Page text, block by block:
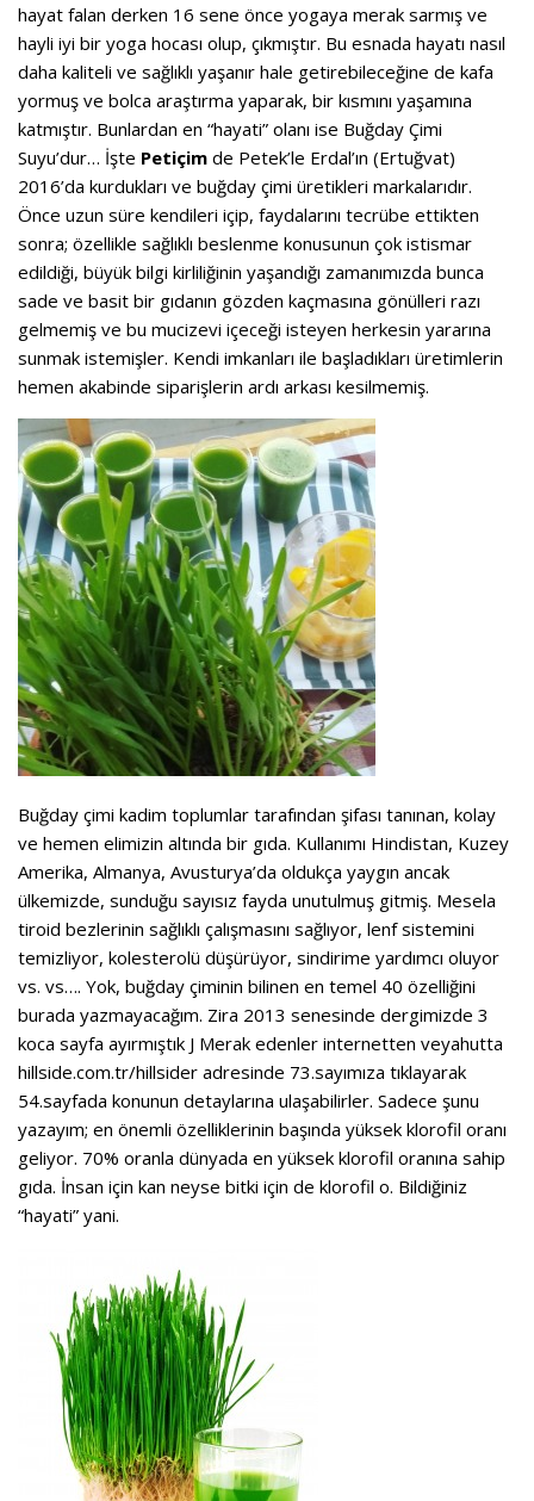
hayat falan derken 16 sene önce yogaya merak sarmış ve
hayli iyi bir yoga hocası olup, çıkmıştır. Bu esnada hayatı nasıl
daha kaliteli ve sağlıklı yaşanır hale getirebileceğine de kafa
yormuş ve bolca araştırma yaparak, bir kısmını yaşamına
katmıştır. Bunlardan en “hayati” olanı ise Buğday Çimi
Suyu’dur… İşte Petiçim de Petek’le Erdal’ın (Ertuğvat)
2016’da kurdukları ve buğday çimi üretikleri markalarıdır.
Önce uzun süre kendileri içip, faydalarını tecrübe ettikten
sonra; özellikle sağlıklı beslenme konusunun çok istismar
edildiği, büyük bilgi kirliliğinin yaşandığı zamanımızda bunca
sade ve basit bir gıdanın gözden kaçmasına gönülleri razı
gelmemiş ve bu mucizevi içeceği isteyen herkesin yararına
sunmak istemişler. Kendi imkanları ile başladıkları üretimlerin
hemen akabinde siparişlerin ardı arkası kesilmemiş.
Buğday çimi kadim toplumlar tarafından şifası tanınan, kolay
ve hemen elimizin altında bir gıda. Kullanımı Hindistan, Kuzey
Amerika, Almanya, Avusturya’da oldukça yaygın ancak
ülkemizde, sunduğu sayısız fayda unutulmuş gitmiş. Mesela
tiroid bezlerinin sağlıklı çalışmasını sağlıyor, lenf sistemini
temizliyor, kolesterolü düşürüyor, sindirime yardımcı oluyor
vs. vs…. Yok, buğday çiminin bilinen en temel 40 özelliğini
burada yazmayacağım. Zira 2013 senesinde dergimizde 3
koca sayfa ayırmıştık J Merak edenler internetten veyahutta
hillside.com.tr/hillsider adresinde 73.sayımıza tıklayarak
54.sayfada konunun detaylarına ulaşabilirler. Sadece şunu
yazayım; en önemli özelliklerinin başında yüksek klorofil oranı
geliyor. 70% oranla dünyada en yüksek klorofil oranına sahip
gıda. İnsan için kan neyse bitki için de klorofil o. Bildiğiniz
“hayati” yani.